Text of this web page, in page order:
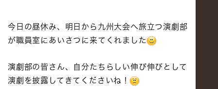
今日の昼休み、明日から九州大会へ旅立つ演劇部
が職員室にあいさつに来てくれました
演劇部の皆さん、自分たちらしい伸び伸びとして
演劇を披露してきてくださいね！